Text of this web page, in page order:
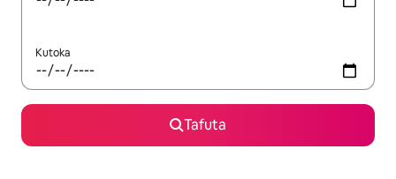
Kutoka
Tafuta